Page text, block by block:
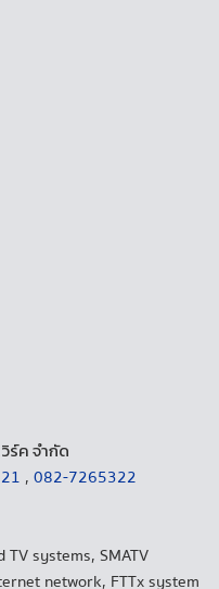
ร์ค จำกัด
, 082-7265322
systems, SMATV
network, FTTx system